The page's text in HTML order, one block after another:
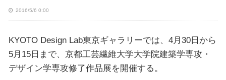
2016/5/6 0:00
KYOTO Design Lab東京ギャラリーでは、4月30日から
5月15日まで、京都工芸繊維大学大学院建築学専攻・
デザイン学専攻修了作品展を開催する。